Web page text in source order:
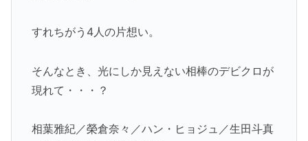
すれちがう4人の片想い。
そんなとき、光にしか見えない相棒のデビクロが
現れて・・・？
相葉雅紀／榮倉奈々／ハン・ヒョジュ／生田斗真